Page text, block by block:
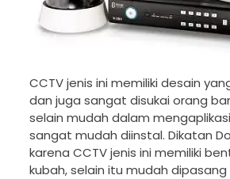
CCTV jenis ini memiliki desain
dan juga sangat disukai orang
selain mudah dalam
sangat mudah diinstal. Dikatan
karena CCTV jenis ini memiliki
kubah, selain itu mudah